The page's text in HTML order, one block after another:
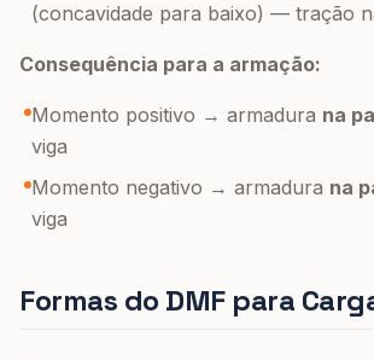
(concavidade para baixo) — tração
Consequência para a armação:
Momento positivo → armadura na
viga
Momento negativo → armadura na
viga
Formas do DMF para